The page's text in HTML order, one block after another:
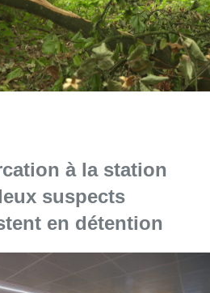
à la station
suspects
en détention